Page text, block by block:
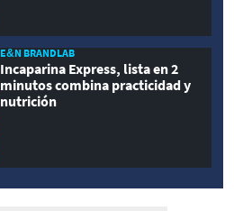
E&N BRANDLAB
Incaparina Express, lista en 2
minutos combina practicidad y
nutrición